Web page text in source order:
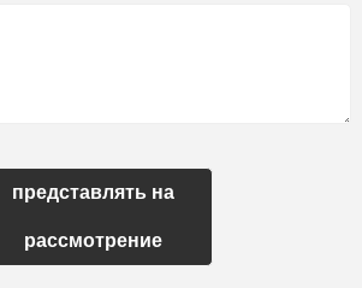
представлять на
рассмотрение